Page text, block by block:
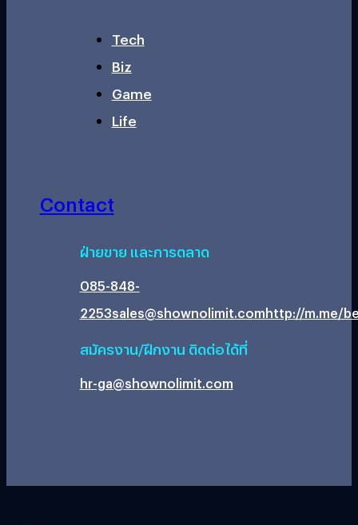
Tech
Biz
Game
Life
Contact
ฝ่ายขาย และการตลาด
085-848-
2253sales@shownolimit.comhttp://m.me/
สมัครงาน/ฝึกงาน ติดต่อได้ที่
hr-ga@shownolimit.com